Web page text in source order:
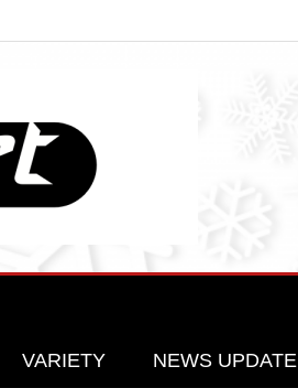
VARIETY NEWS UPDATE